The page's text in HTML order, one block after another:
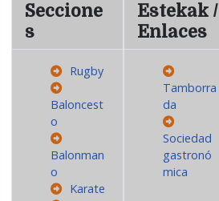
Seccione
s
Rugby
Baloncest
o
Balonman
o
Karate
Estekak /
Enlaces
Tamborra
da
Sociedad
gastronó
mica